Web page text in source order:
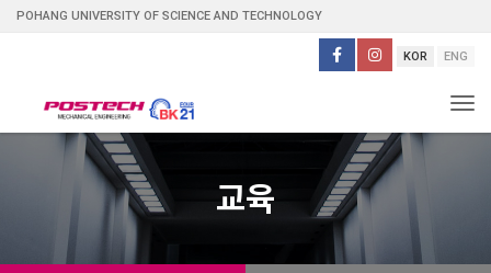
POHANG UNIVERSITY OF SCIENCE AND TECHNOLOGY
KOR ENG
교육